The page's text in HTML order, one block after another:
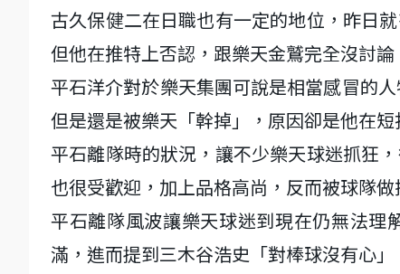
古久保健二在日職也有一定的地位，昨日
但他在推特上否認，跟樂天金鷲完全沒討論
平石洋介對於樂天集團可說是相當感冒的
但是還是被樂天「幹掉」，原因卻是他在
平石離隊時的狀況，讓不少樂天球迷抓狂
也很受歡迎，加上品格高尚，反而被球隊做
平石離隊風波讓樂天球迷到現在仍無法理
滿，進而提到三木谷浩史「對棒球沒有心